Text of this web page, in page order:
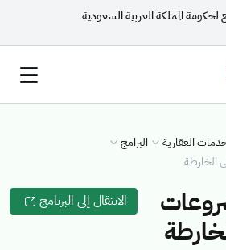
المملكة العربية السعودية
العقارية
البرامج
الخارطة
الانتقال إلى البرنامج